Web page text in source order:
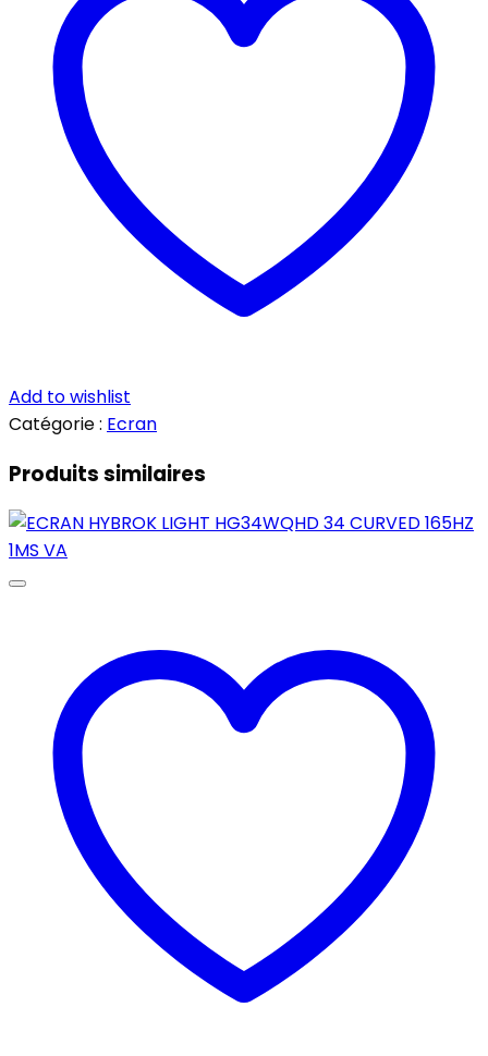
Add to wishlist
Catégorie : Ecran
Produits similaires